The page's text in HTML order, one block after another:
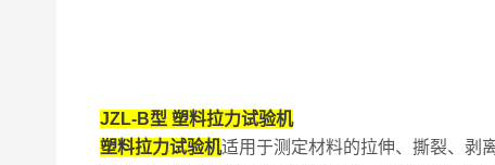
JZL-B型 塑料拉力试验机
塑料拉力试验机适用于测定材料的拉伸、撕裂、剥